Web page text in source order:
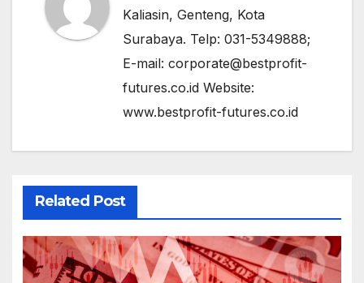
Kaliasin, Genteng, Kota
Surabaya. Telp: 031-5349888;
E-mail: corporate@bestprofit-
futures.co.id Website:
www.bestprofit-futures.co.id
Related Post